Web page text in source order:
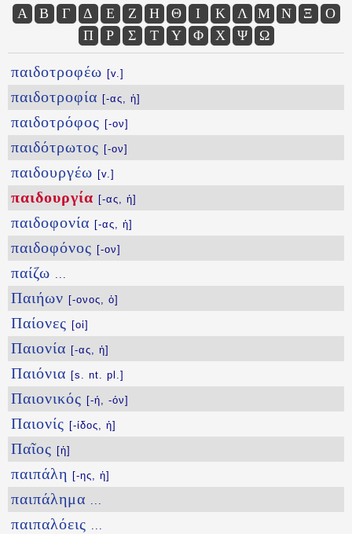
Α Β Γ Δ Ε Ζ Η Θ Ι Κ Λ Μ Ν Ξ
Ο
Π
Ρ Σ Τ Υ Φ Χ Ψ Ω
παιδοτροφέω [v.]
παιδοτροφία [-ας, ἡ]
παιδοτρόφος [-ον]
παιδότρωτος [-ον]
παιδουργέω [v.]
παιδουργία [-ας, ἡ]
παιδοφονία [-ας, ἡ]
παιδοφόνος [-ον]
παίζω ...
Παιήων [-ονος, ὁ]
Παίονες [οἱ]
Παιονία [-ας, ἡ]
Παιόνια [s. nt. pl.]
Παιονικός [-ή, -όν]
Παιονίς [-ίδος, ἡ]
Παῖος [ἡ]
παιπάλη [-ης, ἡ]
παιπάλημα ...
παιπαλόεις ...